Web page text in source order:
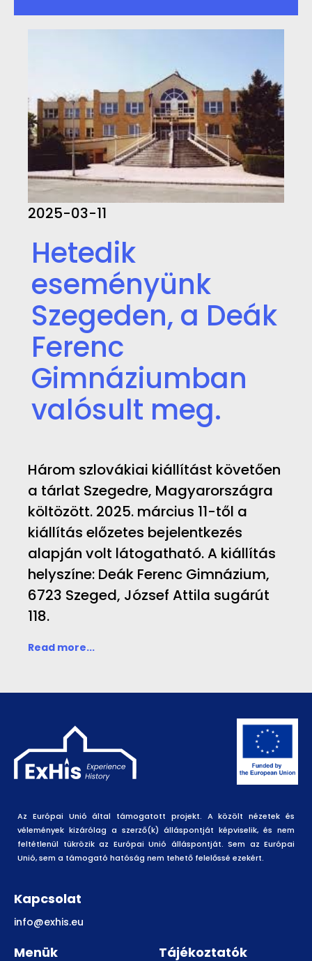
2025-03-11
Hetedik
eseményünk
Szegeden, a Deák
Ferenc
Gimnáziumban
valósult meg.
Három szlovákiai kiállítást követően
a tárlat Szegedre, Magyarországra
költözött. 2025. március 11-től a
kiállítás előzetes bejelentkezés
alapján volt látogatható. A kiállítás
helyszíne: Deák Ferenc Gimnázium,
6723 Szeged, József Attila sugárút
118.
Read more...
Az Európai Unió által támogatott projekt. A közölt nézetek és
vélemények kizárólag a szerző(k) álláspontját képviselik, és nem
feltétlenül tükrözik az Európai Unió álláspontját. Sem az Európai
Unió, sem a támogató hatóság nem tehető felelőssé ezekért.
Kapcsolat
info@exhis.eu
Menük Tájékoztatók